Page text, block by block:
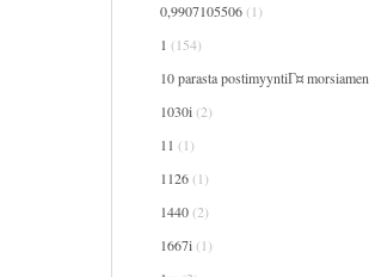
0,9907105506(1)
1 (154)
10 parasta postimyyntiГ¤ morsiamen
1030i(2)
11 (1)
1126(1)
1440(2)
1667i(1)